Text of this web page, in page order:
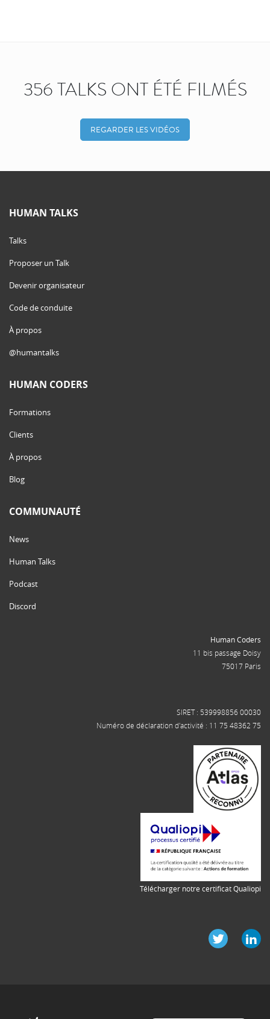
356 TALKS ONT ÉTÉ FILMÉS
REGARDER LES VIDÉOS
HUMAN TALKS
Talks
Proposer un Talk
Devenir organisateur
Code de conduite
À propos
@humantalks
HUMAN CODERS
Formations
Clients
À propos
Blog
COMMUNAUTÉ
News
Human Talks
Podcast
Discord
Human Coders
11 bis passage Doisy
75017 Paris
SIRET : 539998856 00030
Numéro de déclaration d'activité : 11 75 48362 75
Télécharger notre certificat Qualiopi